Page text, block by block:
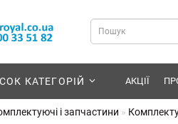
КАТЕГОРІЙ АКЦІЇ
і запчастини